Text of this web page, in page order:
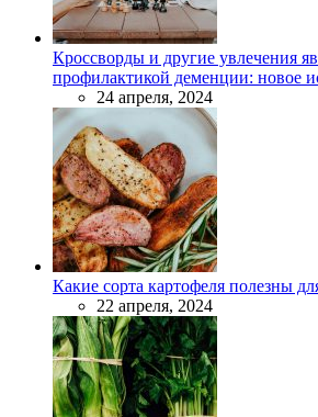
Кроссворды и другие увлечения
профилактикой деменции: новое
24 апреля, 2024
Какие сорта картофеля полезны
22 апреля, 2024